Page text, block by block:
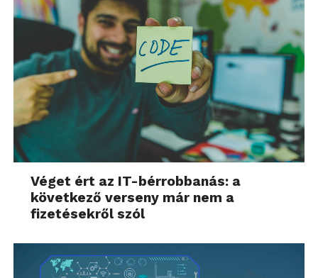
Véget ért az IT-bérrobbanás: a
következő verseny már nem a
fizetésekről szól